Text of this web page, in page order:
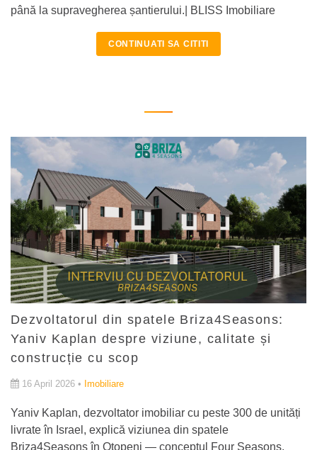
până la supravegherea șantierului.| BLISS Imobiliare
CONTINUATI SA CITITI
Dezvoltatorul din spatele Briza4Seasons:
Yaniv Kaplan despre viziune, calitate și
construcție cu scop
16 April 2026 • Imobiliare
Yaniv Kaplan, dezvoltator imobiliar cu peste 300 de unități
livrate în Israel, explică viziunea din spatele
Briza4Seasons în Otopeni — conceptul Four Seasons,